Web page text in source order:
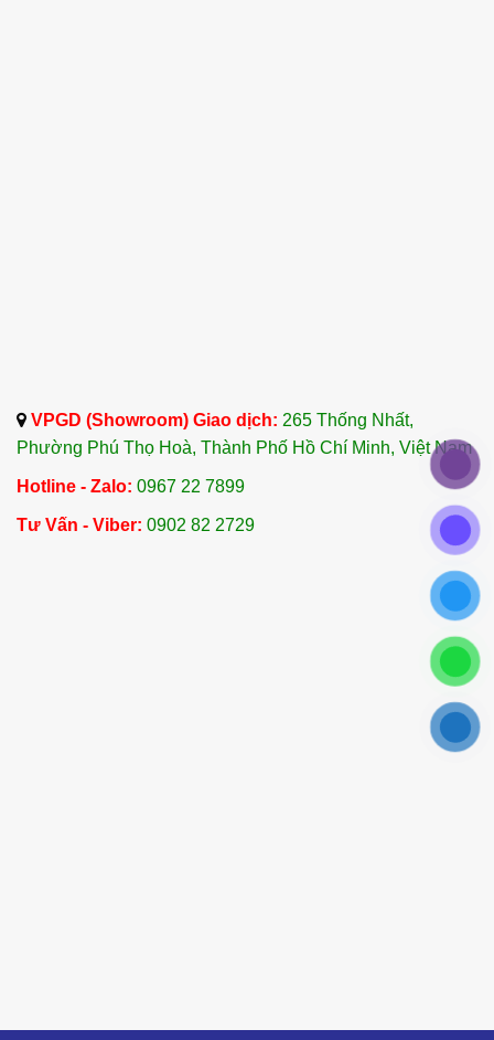
VPGD (Showroom) Giao dịch: 265 Thống Nhất,
Phường Phú Thọ Hoà, Thành Phố Hồ Chí Minh, Việt Nam
Hotline - Zalo: 0967 22 7899
Tư Vấn - Viber: 0902 82 2729